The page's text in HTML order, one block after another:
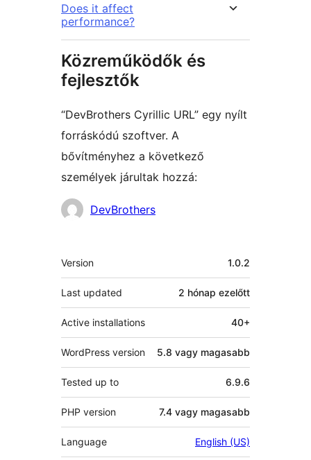
Does it affect
performance?
Közreműködők és
fejlesztők
“DevBrothers Cyrillic URL” egy nyílt
forráskódú szoftver. A
bővítményhez a következő
személyek járultak hozzá:
Közreműködők
DevBrothers
Meta
Version 1.0.2
Last updated 2 hónap ezelőtt
Active installations 40+
WordPress version 5.8 vagy magasabb
Tested up to 6.9.6
PHP version 7.4 vagy magasabb
Language English (US)